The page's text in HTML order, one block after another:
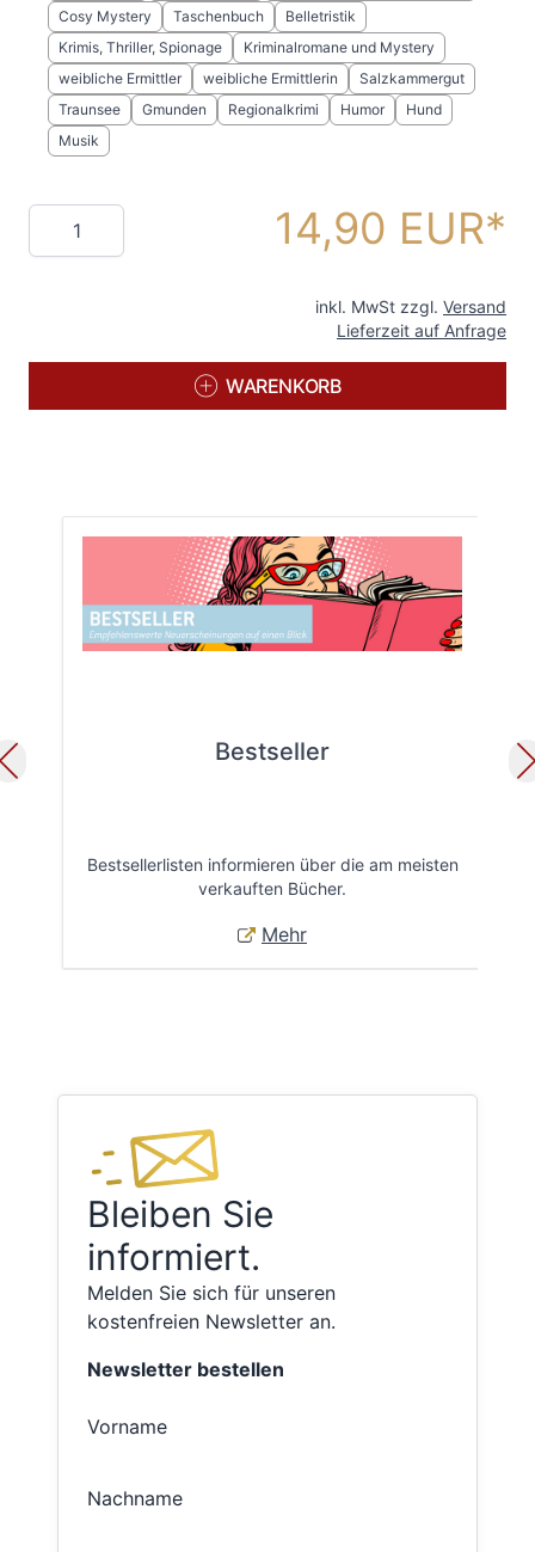
Cosy Mystery Taschenbuch
Belletristik
Krimis, Thriller, Spionage
Kriminalromane und Mystery
weibliche Ermittler
weibliche Ermittlerin
Salzkammergut
Traunsee
Gmunden Regionalkrimi Humor
Hund
Musik
Menge 14,90 EUR
inkl. MwSt zzgl. Versand
Lieferzeit auf Anfrage
WARENKORB
Bestseller
Bestsellerlisten informieren über die am meisten
verkauften Bücher.
Mehr
Bleiben Sie
informiert.
Melden Sie sich für unseren
kostenfreien Newsletter an.